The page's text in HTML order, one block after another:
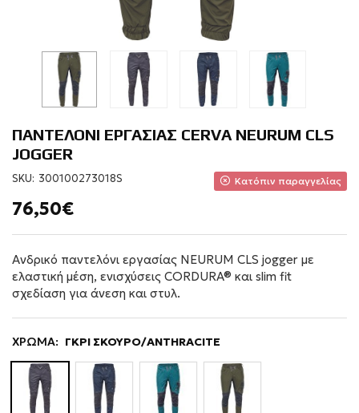
ΠΑΝΤΕΛΟΝΙ ΕΡΓΑΣΙΑΣ CERVA NEURUM CLS
JOGGER
SKU: 300100273018S Κατόπιν παραγγελίας
76,50€
Ανδρικό παντελόνι εργασίας NEURUM CLS jogger με
ελαστική μέση, ενισχύσεις CORDURA® και slim fit
σχεδίαση για άνεση και στυλ.
ΧΡΩΜΑ: ΓΚΡΙ ΣΚΟΥΡΟ/ANTHRACITE